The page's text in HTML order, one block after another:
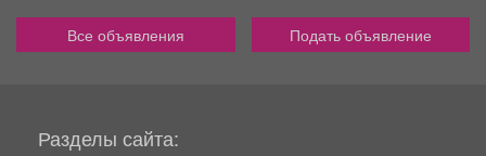
Все объявления Подать объявление
Разделы сайта: